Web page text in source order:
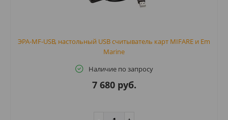
ЭРА-MF-USB, настольный USB считыватель карт MIFARE и Em
Marine
Наличие по запросу
7 680 руб.